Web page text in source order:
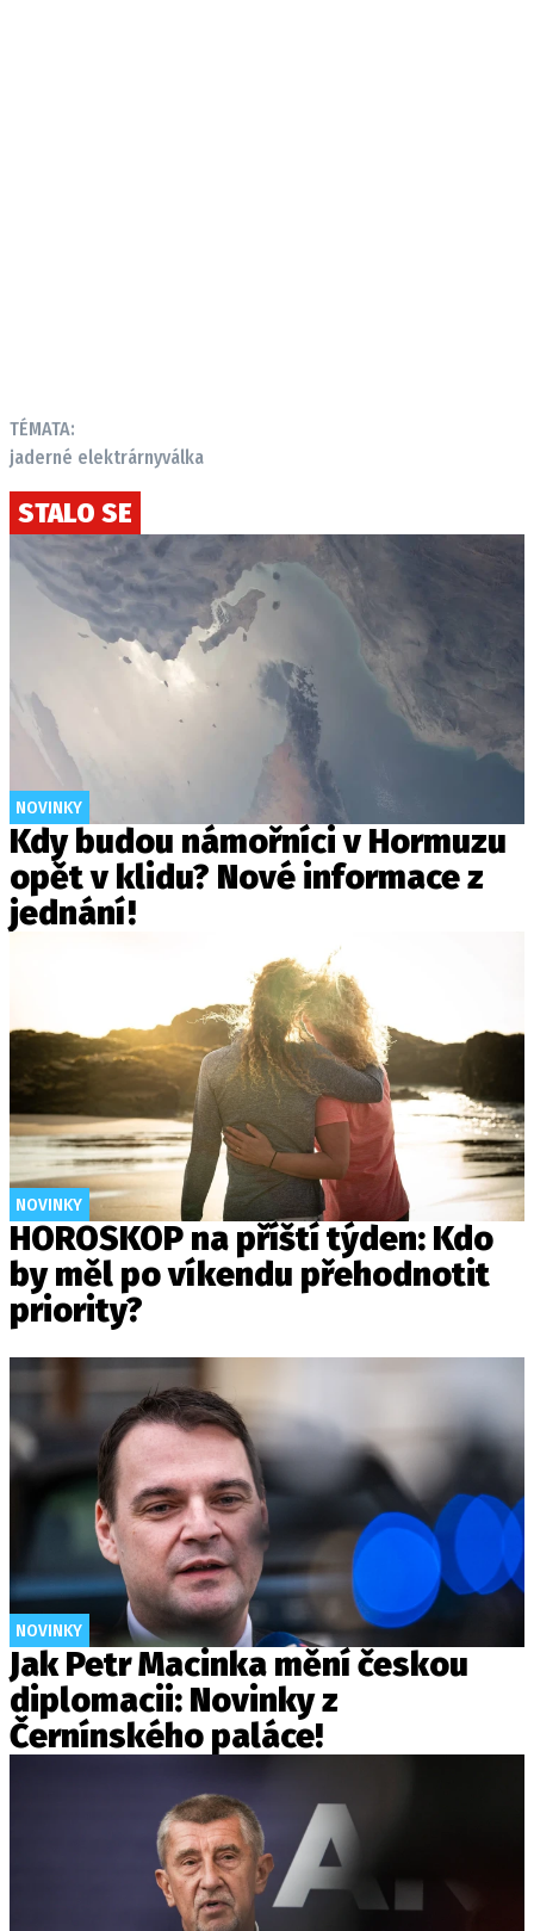
TÉMATA:
jaderné elektrárnyválka
STALO SE
NOVINKY
Kdy budou námořníci v Hormuzu
opět v klidu? Nové informace z
jednání!
NOVINKY
HOROSKOP na příští týden: Kdo
by měl po víkendu přehodnotit
priority?
NOVINKY
Jak Petr Macinka mění českou
diplomacii: Novinky z
Černínského paláce!